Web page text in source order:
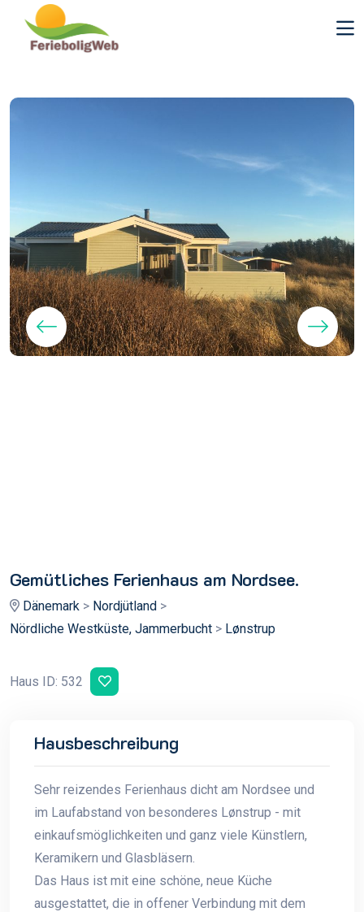
Gemütliches Ferienhaus am Nordsee.
Dänemark > Nordjütland >
Nördliche Westküste, Jammerbucht > Lønstrup
Haus ID: 532
Hausbeschreibung
Sehr reizendes Ferienhaus dicht am Nordsee und
im Laufabstand von besonderes Lønstrup - mit
einkaufsmöglichkeiten und ganz viele Künstlern,
Keramikern und Glasbläsern.
Das Haus ist mit eine schöne, neue Küche
ausgestattet, die in offener Verbindung mit dem